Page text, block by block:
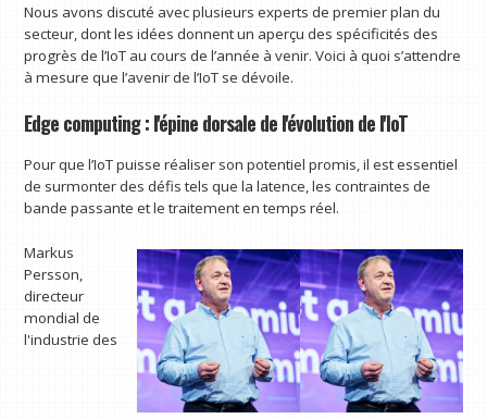
Nous avons discuté avec plusieurs experts de premier plan du
secteur, dont les idées donnent un aperçu des spécificités des
progrès de l’IoT au cours de l’année à venir. Voici à quoi s’attendre
à mesure que l’avenir de l’IoT se dévoile.
Edge computing : l'épine dorsale de l'évolution de l'IoT
Pour que l’IoT puisse réaliser son potentiel promis, il est essentiel
de surmonter des défis tels que la latence, les contraintes de
bande passante et le traitement en temps réel.
Markus
Persson,
directeur
mondial de
l'industrie des